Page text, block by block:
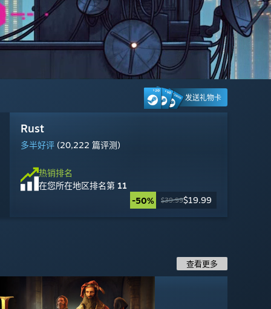
发送礼物卡
Grand Theft Auto V 增强版
多半好评 (50,928 篇评测)
热销排名
在您所在地区排名第 27
$29.99
彩虹六号：围攻
多半好评 (198,800 篇评测)
热销排名
在您所在地区排名第 16
免费开玩
Steam Machine
在您所在地区排名
Warframe 星际战甲
多半好评 (132,449 篇评测)
热销排名
在您所在地区排名第 12
免费开玩
Rust
多半好评 (20,222 篇评测)
热销排名
在您所在地区排名第 11
-50%
$39.99$19.99
Fallout 76
褒贬不一 (7,489 篇评测)
热销排名
在您所在地区排名第 20
-75%
$39.99$9.99
Dota 2
多半好评 (205,883 篇评测)
热销排名
在您所在地区排名第 26
免费开玩
黎明杀机
褒贬不一 (95,461 篇评测)
热销排名
在您所在地区排名第 21
$19.99
Marvel's Spider-Man 2
多半好评 (2,420 篇评测)
热销排名
在您所在地区排名第 25
$59.99
VRChat
多半好评 (15,601 篇评测)
热销排名
在您所在地区排名第 18
免费开玩
赛博朋克 2077
特别好评 (198,604 篇评测)
热销排名
在您所在地区排名第 13
-70%
$59.99$17.99
雾影猎人
褒贬不一 (979 篇评测)
热销排名
在您所在地区排名第 17
-10%
$24.99$22.49
查看更多